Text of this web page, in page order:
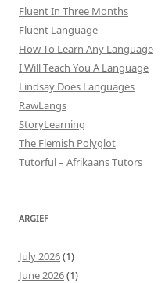
Fluent In Three Months
Fluent Language
How To Learn Any Language
I Will Teach You A Language
Lindsay Does Languages
RawLangs
StoryLearning
The Flemish Polyglot
Tutorful – Afrikaans Tutors
ARGIEF
July 2026(1)
June 2026(1)